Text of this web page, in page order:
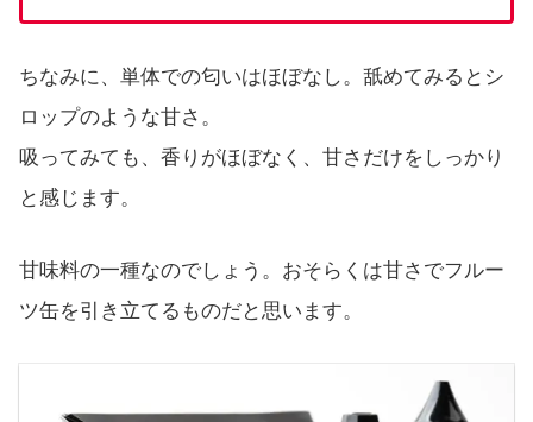
ちなみに、単体での匂いはほぼなし。舐めてみるとシ
ロップのような甘さ。
吸ってみても、香りがほぼなく、甘さだけをしっかり
と感じます。
甘味料の一種なのでしょう。おそらくは甘さでフルー
ツ缶を引き立てるものだと思います。